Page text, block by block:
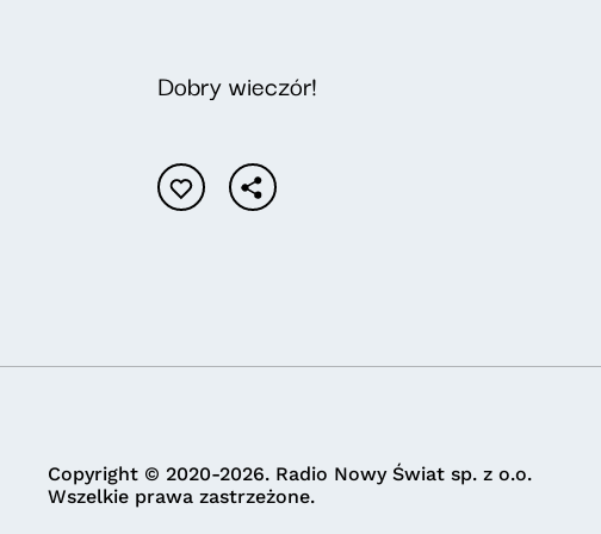
Dobry wieczór!
Copyright © 2020-2026. Radio Nowy Świat sp. z o.o.
Wszelkie prawa zastrzeżone.